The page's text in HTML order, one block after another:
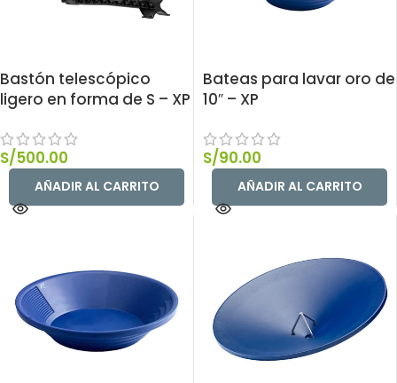
Bastón telescópico
ligero en forma de S – XP
S/500.00
AÑADIR AL CARRITO
Bateas para lavar oro de
10″ – XP
S/90.00
AÑADIR AL CARRITO